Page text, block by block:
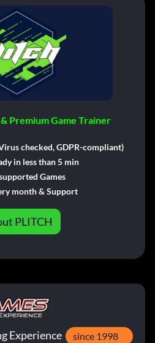
Premium Game Trainer
checked, GDPR-compliant)
in less than 5 min
Games
month & Support
PLITCH
Experience since 1998